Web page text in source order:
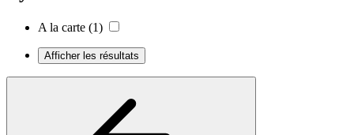
A la carte (1)
Afficher les résultats